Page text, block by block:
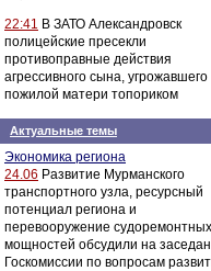
22:41 В ЗАТО Александровск
полицейские пресекли
противоправные действия
агрессивного сына, угрожавшего
пожилой матери топориком
Актуальные темы
Экономика региона
24.06 Развитие Мурманского
транспортного узла, ресурсный
потенциал региона и
перевооружение судоремонтных
мощностей обсудили на
Госкомиссии по вопросам